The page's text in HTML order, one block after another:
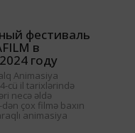
фестиваль
в
году
Animasiya
cü il tarixlərində
necə əldə
çox filmə baxın
animasiya